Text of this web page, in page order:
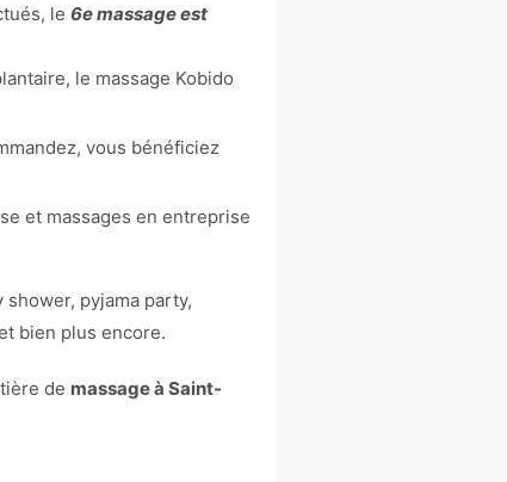
le 6e massage est
le massage Kobido
vous bénéficiez
et massages en entreprise
pyjama party,
bien plus encore.
de massage à Saint-